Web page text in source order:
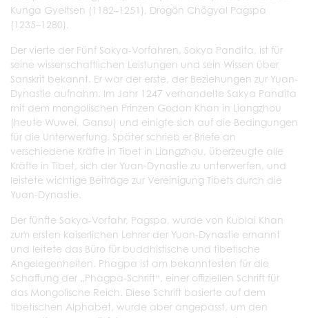
Kunga Gyeltsen (1182–1251), Drogön Chögyal Pagspa
(1235–1280).
Der vierte der Fünf Sakya-Vorfahren, Sakya Pandita, ist für
seine wissenschaftlichen Leistungen und sein Wissen über
Sanskrit bekannt. Er war der erste, der Beziehungen zur Yuan-
Dynastie aufnahm. Im Jahr 1247 verhandelte Sakya Pandita
mit dem mongolischen Prinzen Godan Khan in Liangzhou
(heute Wuwei, Gansu) und einigte sich auf die Bedingungen
für die Unterwerfung. Später schrieb er Briefe an
verschiedene Kräfte in Tibet in Liangzhou, überzeugte alle
Kräfte in Tibet, sich der Yuan-Dynastie zu unterwerfen, und
leistete wichtige Beiträge zur Vereinigung Tibets durch die
Yuan-Dynastie.
Der fünfte Sakya-Vorfahr, Pagspa, wurde von Kublai Khan
zum ersten kaiserlichen Lehrer der Yuan-Dynastie ernannt
und leitete das Büro für buddhistische und tibetische
Angelegenheiten. Phagpa ist am bekanntesten für die
Schaffung der „Phagpa-Schrift“, einer offiziellen Schrift für
das Mongolische Reich. Diese Schrift basierte auf dem
tibetischen Alphabet, wurde aber angepasst, um den